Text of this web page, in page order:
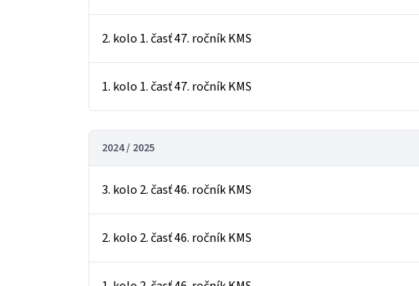
2. kolo 1. časť 47. ročník KMS
1. kolo 1. časť 47. ročník KMS
2024 / 2025
3. kolo 2. časť 46. ročník KMS
2. kolo 2. časť 46. ročník KMS